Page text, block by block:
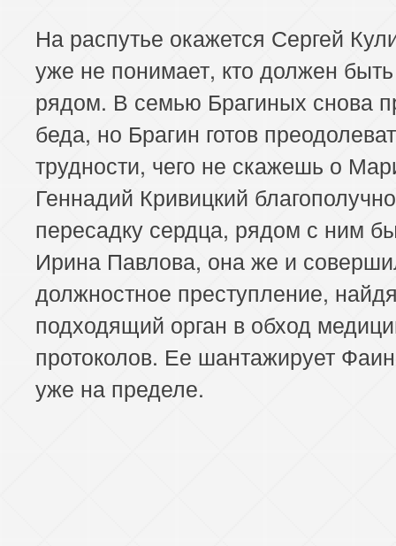
На распутье окажется Сергей
уже не понимает, кто должен
рядом. В семью Брагиных снова
беда, но Брагин готов
трудности, чего не скажешь о
Геннадий Кривицкий
пересадку сердца, рядом с ним
Ирина Павлова, она же и
должностное преступление,
подходящий орган в обход
протоколов. Ее шантажирует
уже на пределе.